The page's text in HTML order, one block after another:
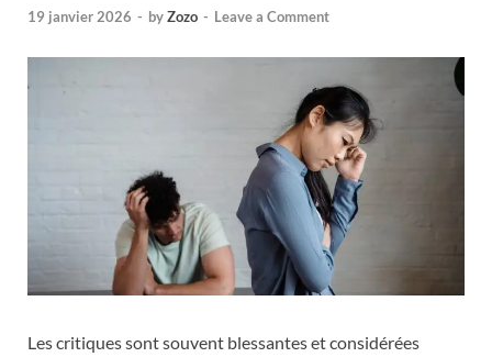
19 janvier 2026 - byZozo - Leave a Comment
Les critiques sont souvent blessantes et considérées